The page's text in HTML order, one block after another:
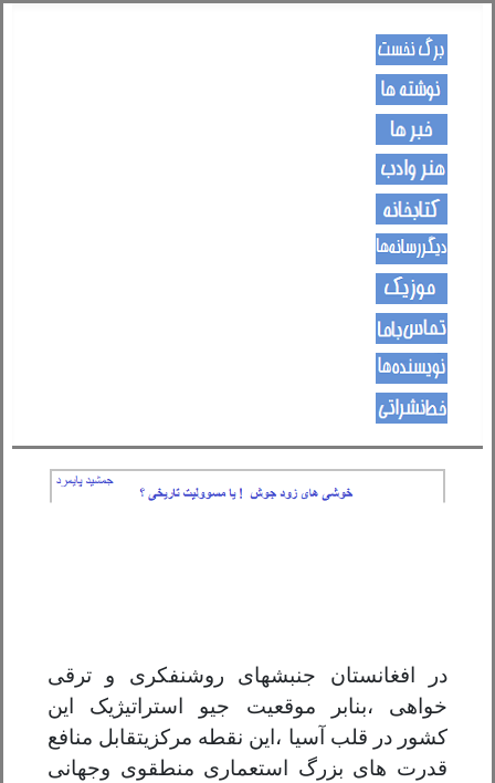
در افغانستان جنبشهای روشنفکری و ترقی
خواهی ،بنابر موقعیت جیو استراتیژیک این
کشور در قلب آسیا ،این نقطه مرکزیتقابل منافع
قدرت های بزرگ استعماری منطقوی وجهانی